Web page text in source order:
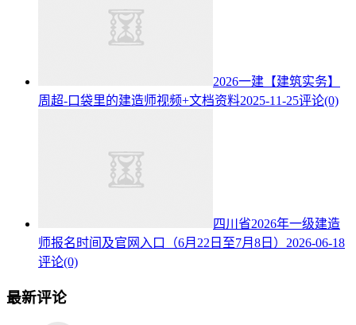
2026一建【建筑实务】
周超-口袋里的建造师视频+文档资料2025-11-25评论(0)
四川省2026年一级建造
师报名时间及官网入口（6月22日至7月8日） 2026-06-18
评论(0)
最新评论